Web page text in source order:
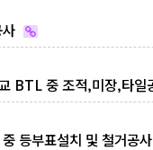
BTL 중 조적,미장,타일
등부표설치 및 철거공사